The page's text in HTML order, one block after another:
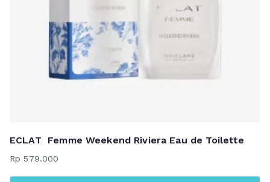
ECLAT Femme Weekend Riviera Eau de Toilette
Rp 579.000